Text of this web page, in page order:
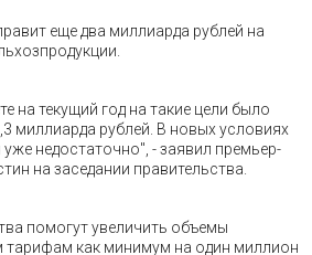
еще два миллиарда рублей на
на текущий год на такие цели было
миллиарда рублей. В новых условиях
недостаточно", - заявил премьер-
на заседании правительства.
помогут увеличить объемы
тарифам как минимум на один миллион